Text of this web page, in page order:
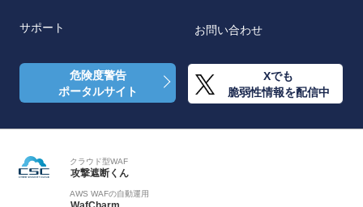
サポート お問い合わせ
危険度警告
ポータルサイト
Xでも
脆弱性情報を配信中
クラウド型WAF
攻撃遮断くん
AWS WAFの自動運用